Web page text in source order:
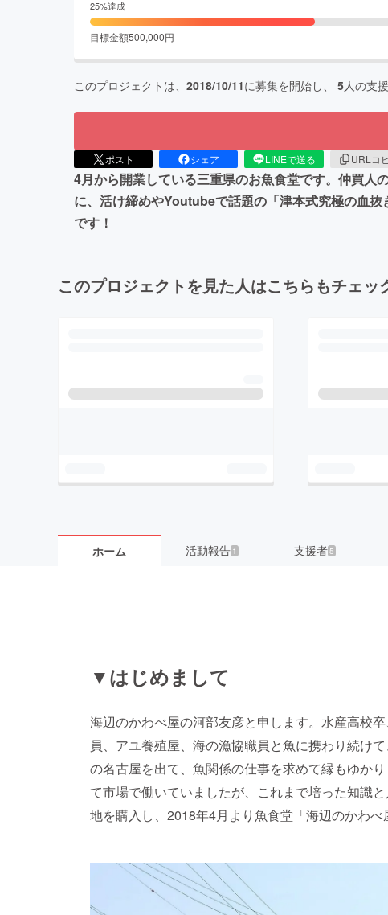
25%達成
目標金額500,000円
このプロジェクトは、 2018/10/11に募集を開始し、 5人の支
ポスト シェア LINEで送る URLコ
4月から開業している三重県のお魚食堂です。仲買人
に、活け締めやYoutubeで話題の「津本式究極の血
です！
このプロジェクトを見た人はこちらもチェッ
ホーム 活動報告 1 支援者5
▼はじめまして
海辺のかわべ屋の河部友彦と申します。水産高校
員、アユ養殖屋、海の漁協職員と魚に携わり続け
の名古屋を出て、魚関係の仕事を求めて縁もゆか
て市場で働いていましたが、これまで培った知識
地を購入し、2018年4月より魚食堂「海辺のかわべ